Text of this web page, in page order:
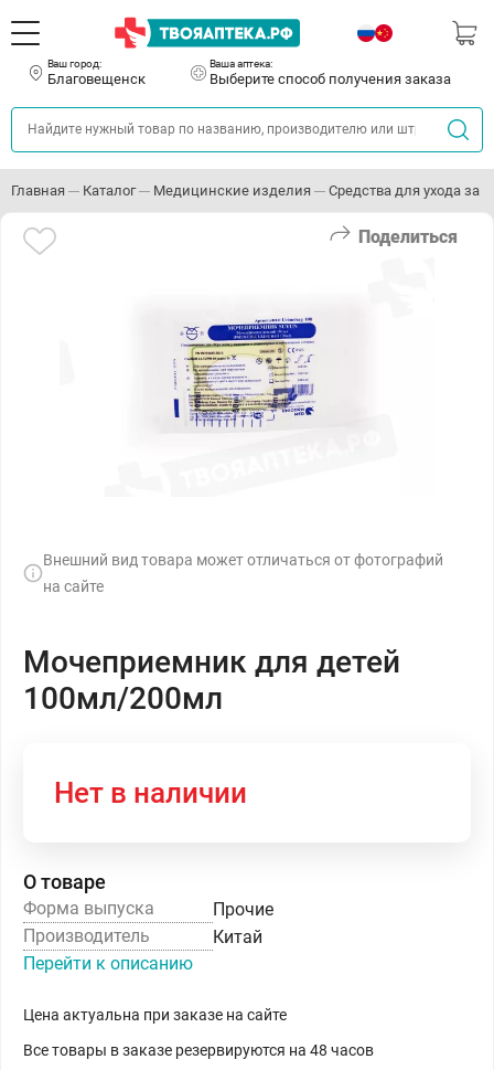
Ваш город:
Благовещенск
Ваша аптека:
Выберите способ получения заказа
Главная Каталог Медицинские изделия Средства для ухода за
Поделиться
Внешний вид товара может отличаться от фотографий
на сайте
Мочеприемник для детей
100мл/200мл
Нет в наличии
О товаре
Форма выпуска
Прочие
Производитель
Китай
Перейти к описанию
Цена актуальна при заказе на сайте
Все товары в заказе резервируются на 48 часов